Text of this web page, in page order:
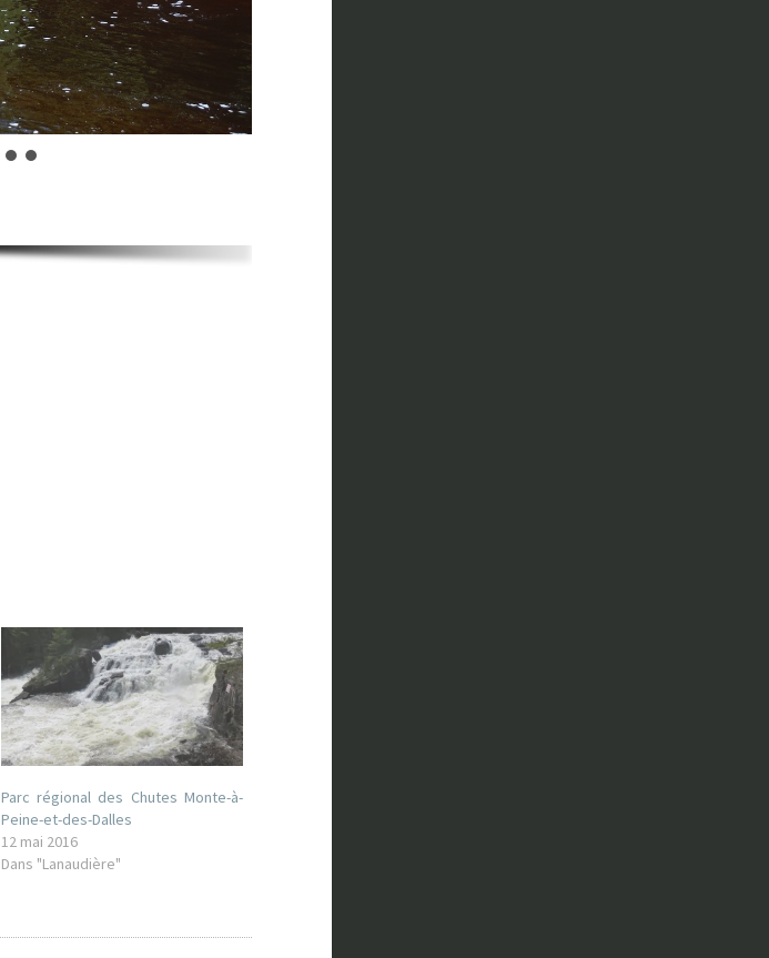
Parc régional des Chutes Monte-à-
Peine-et-des-Dalles
12 mai 2016
Dans "Lanaudière"